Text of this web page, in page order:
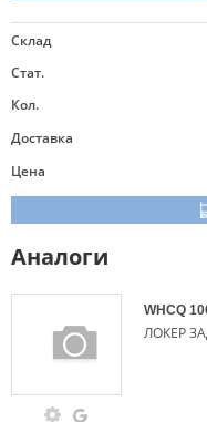
Склад
Стат.
Кол.
Доставка
Цена
Аналоги
WHCQ
ЛОКЕР